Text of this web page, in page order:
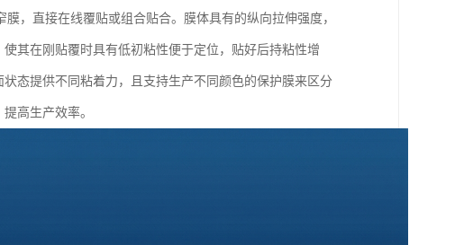
，直接在线覆贴或组合贴合。膜体具有的纵向拉伸强度，
其在刚贴覆时具有低初粘性便于定位，贴好后持粘性增
态提供不同粘着力，且支持生产不同颜色的保护膜来区分
高生产效率。